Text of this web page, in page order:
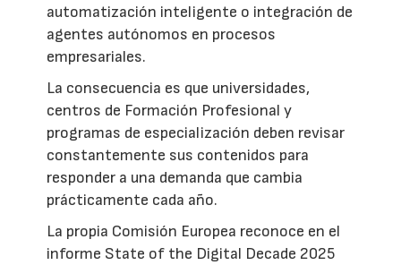
automatización inteligente o integración de
agentes autónomos en procesos
empresariales.
La consecuencia es que universidades,
centros de Formación Profesional y
programas de especialización deben revisar
constantemente sus contenidos para
responder a una demanda que cambia
prácticamente cada año.
La propia Comisión Europea reconoce en el
informe State of the Digital Decade 2025